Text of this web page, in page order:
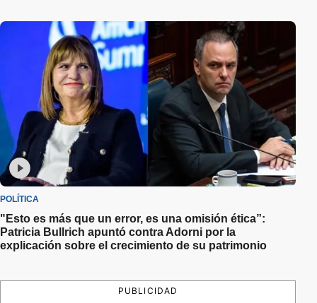
POLÍTICA
"Esto es más que un error, es una omisión ética”:
Patricia Bullrich apuntó contra Adorni por la
explicación sobre el crecimiento de su patrimonio
PUBLICIDAD